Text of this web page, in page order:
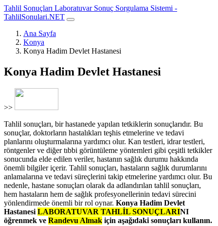
Tahlil Sonuçları Laboratuvar Sonuç Sorgulama Sistemi -
TahlilSonulari.NET
Ana Sayfa
Konya
Konya Hadim Devlet Hastanesi
Konya Hadim Devlet Hastanesi
>>
Tahlil sonuçları, bir hastanede yapılan tetkiklerin sonuçlarıdır. Bu
sonuçlar, doktorların hastalıkları teşhis etmelerine ve tedavi
planlarını oluşturmalarına yardımcı olur. Kan testleri, idrar testleri,
röntgenler ve diğer tıbbi görüntüleme yöntemleri gibi çeşitli tetkikler
sonucunda elde edilen veriler, hastanın sağlık durumu hakkında
önemli bilgiler içerir. Tahlil sonuçları, hastaların sağlık durumlarını
anlamalarına ve tedavi süreçlerini takip etmelerine yardımcı olur. Bu
nedenle, hastane sonuçları olarak da adlandırılan tahlil sonuçları,
hem hastaların hem de sağlık profesyonellerinin tedavi sürecini
yönlendirmede önemli bir rol oynar. Konya Hadim Devlet
Hastanesi LABORATUVAR TAHLİL SONUÇLARINI
öğrenmek ve Randevu Almak için aşağıdaki sonuçları kullanın.